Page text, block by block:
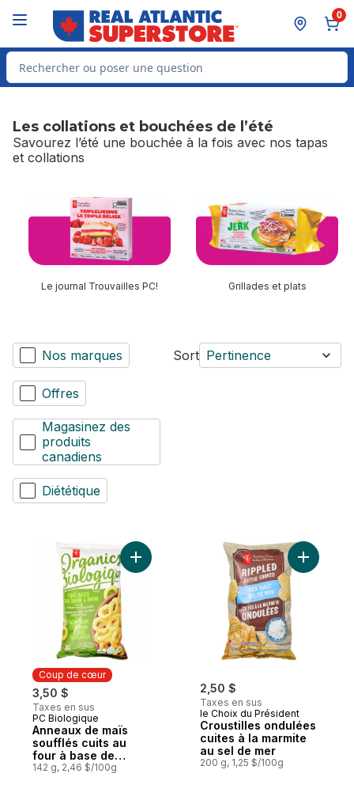
0
Rechercher des produits
Les collations et bouchées de l’été
Savourez l’été une bouchée à la fois avec nos tapas
et collations
Le journal Trouvailles PC! Grillades et plats
Nos marques
Offres
Magasinez des
produits
canadiens
Diététique
Sort Pertinence
Coup de cœur
3,50 $
Taxes en sus
Coup de cœur
PC Biologique
Anneaux de maïs
soufflés cuits au
four à base de
plantes, saveur
142 g, 2,46 $/100g
Ajouter Anneaux de maïs soufflés cuits
2,50 $
Taxes en sus
le Choix du Président
Croustilles ondulées
cuites à la marmite
au sel de mer
200 g, 1,25 $/100g
Ajouter